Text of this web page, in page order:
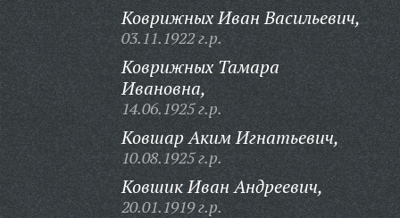
Коврижных Иван Васильевич,
03.11.1922 г.р.
Коврижных Тамара
Ивановна,
14.06.1925 г.р.
Ковшар Аким Игнатьевич,
10.08.1925 г.р.
Ковшик Иван Андреевич,
20.01.1919 г.р.